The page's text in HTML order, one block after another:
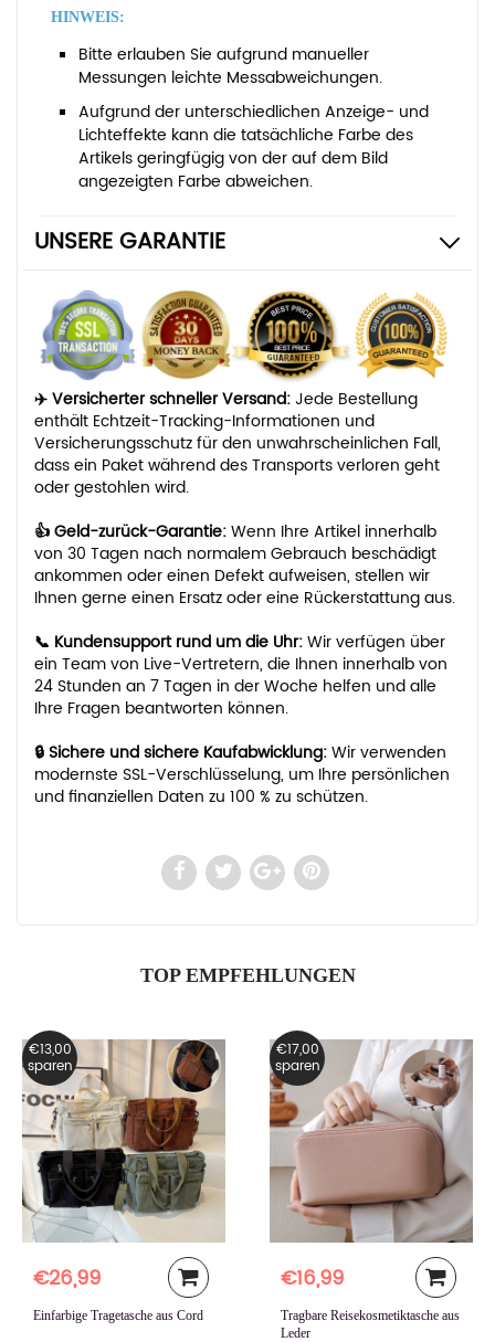
HINWEIS:
Bitte erlauben Sie aufgrund manueller
Messungen leichte Messabweichungen.
Aufgrund der unterschiedlichen Anzeige- und
Lichteffekte kann die tatsächliche Farbe des
Artikels geringfügig von der auf dem Bild
angezeigten Farbe abweichen.
UNSERE GARANTIE
✈️ Versicherter schneller Versand:Jede Bestellung
enthält Echtzeit-Tracking-Informationen und
Versicherungsschutz für den unwahrscheinlichen Fall,
dass ein Paket während des Transports verloren geht
oder gestohlen wird.
👍 Geld-zurück-Garantie:Wenn Ihre Artikel innerhalb
von 30 Tagen nach normalem Gebrauch beschädigt
ankommen oder einen Defekt aufweisen, stellen wir
Ihnen gerne einen Ersatz oder eine Rückerstattung aus.
📞 Kundensupport rund um die Uhr:Wir verfügen über
ein Team von Live-Vertretern, die Ihnen innerhalb von
24 Stunden an 7 Tagen in der Woche helfen und alle
Ihre Fragen beantworten können.
🔒 Sichere und sichere Kaufabwicklung:Wir verwenden
modernste SSL-Verschlüsselung, um Ihre persönlichen
und finanziellen Daten zu 100 % zu schützen.
TOP EMPFEHLUNGEN
€13,00
sparen
€26,99
Einfarbige Tragetasche aus Cord
€17,00
sparen
€16,99
Tragbare Reisekosmetiktasche aus
Leder